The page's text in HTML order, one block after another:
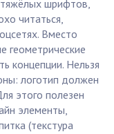
шрифтов,
читаться,
Вместо
геометрические
концепции. Нельзя
логотип должен
этого полезен
элементы,
(текстура